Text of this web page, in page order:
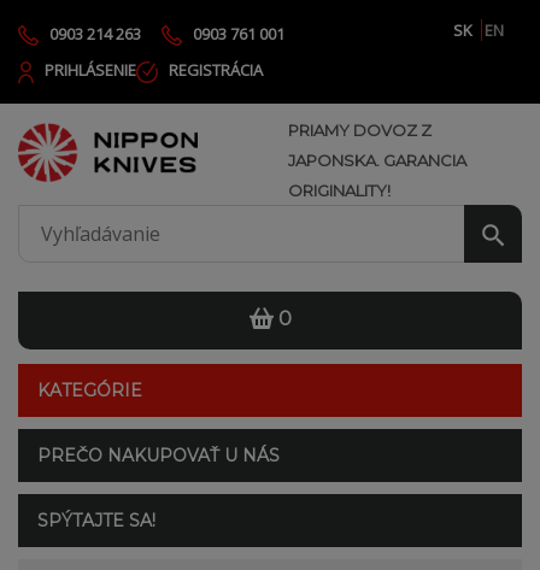
0903 214 263 0903 761 001 SK
EN
PRIHLÁSENIE
REGISTRÁCIA
PRIAMY DOVOZ Z
JAPONSKA. GARANCIA
ORIGINALITY!
0
KATEGÓRIE
PREČO NAKUPOVAŤ U NÁS
SPÝTAJTE SA!